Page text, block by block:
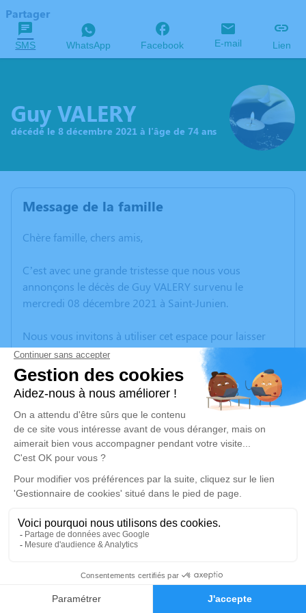
Faire-part Hommages
Partager
SMS WhatsApp Facebook E-mail Lien
Guy VALERY
décédé le 8 décembre 2021 à l'âge de 74 ans
Message de la famille
Chère famille, chers amis,
C’est avec une grande tristesse que nous vous
annonçons le décès de Guy VALERY survenu le
mercredi 08 décembre 2021 à Saint-Junien.
Nous vous invitons à utiliser cet espace pour laisser
vos condoléances, partager des photos souvenirs, une
anecdote ou exprimer vos pensées à travers des
poèmes ou des textes. Cet endroit est un lieu
d'expression dédié à honorer la mémoire de Guy
VALERY.
Un service de plantation d’arbre hommage est
disponible ici.
Je rends hommage
Cérémonie religieuse
Église Saint-Saturnin de Chaillac-sur-Vienne
3 Rue du Petit Ruisseau